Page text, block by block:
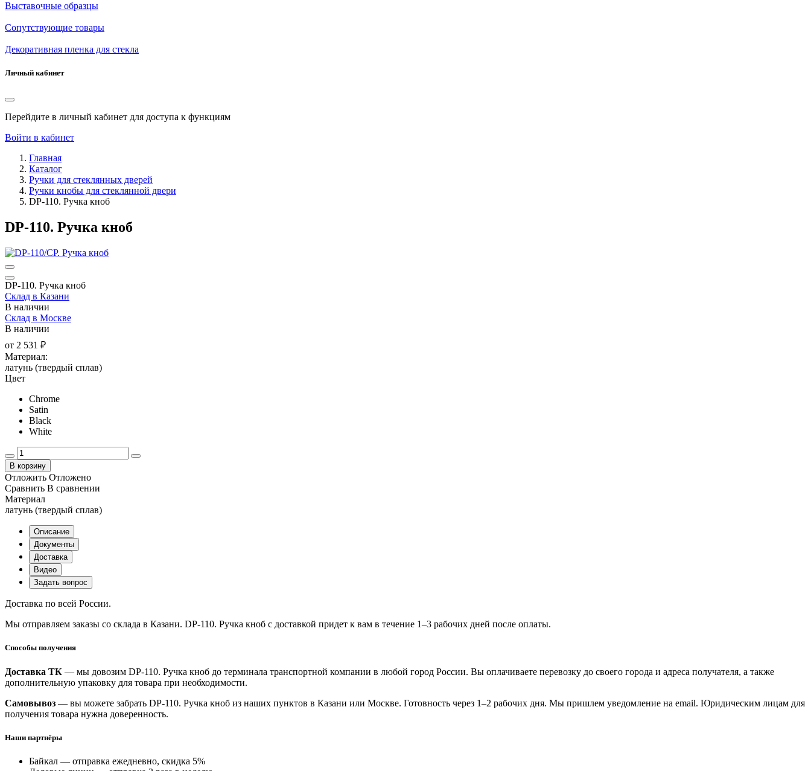
Выставочные образцы
Сопутствующие товары
Декоративная пленка для стекла
Личный кабинет
Перейдите в личный кабинет для доступа к функциям
Войти в кабинет
Главная
Каталог
Ручки для стеклянных дверей
Ручки кнобы для стеклянной двери
DP-110. Ручка кноб
DP-110. Ручка кноб
DP-110. Ручка кноб
Склад в Казани
В наличии
Склад в Москве
В наличии
от 2 531 ₽
Материал:
латунь (твердый сплав)
Цвет
Chrome
Satin
Black
White
В корзину
Отложить Отложено
Сравнить В сравнении
Материал
латунь (твердый сплав)
Описание
Документы
Доставка
Видео
Задать вопрос
Доставка по всей России.
Мы отправляем заказы со склада в Казани. DP-110. Ручка кноб с доставкой придет к вам в течение 1–3 рабочих дней после оплаты.
Способы получения
Доставка ТК — мы довозим DP-110. Ручка кноб до терминала транспортной компании в любой город России. Вы оплачиваете перевозку до своего города и адреса получателя, а также
дополнительную упаковку для товара при необходимости.
Самовывоз — вы можете забрать DP-110. Ручка кноб из наших пунктов в Казани или Москве. Готовность через 1–2 рабочих дня. Мы пришлем уведомление на email. Юридическим лицам для
получения товара нужна доверенность.
Наши партнёры
Байкал — отправка ежедневно, скидка 5%